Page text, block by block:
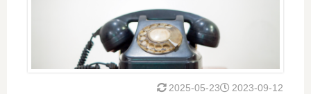
2023-09-12
2025-05-23